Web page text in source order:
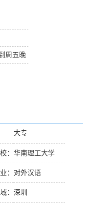
周五晚
大专
： 华南理工大学
： 对外汉语
： 深圳